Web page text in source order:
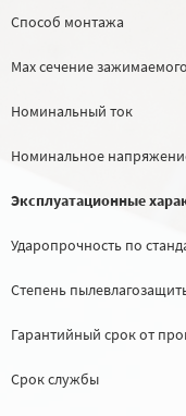
Способ монтажа
Max сечение
Номинальный ток
Номинальное
Эксплуатационные
Ударопрочность по
Степень
Гарантийный срок от
Срок службы